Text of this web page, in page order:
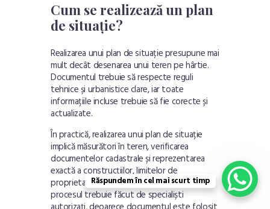
Cum se realizează un plan
de situație?
Realizarea unui plan de situație presupune mai
mult decât desenarea unui teren pe hârtie.
Documentul trebuie să respecte reguli
tehnice și urbanistice clare, iar toate
informațiile incluse trebuie să fie corecte și
actualizate.
În practică, realizarea unui plan de situație
implică măsurători în teren, verificarea
documentelor cadastrale și reprezentarea
exactă a construcțiilor, limitelor de
proprietate și utilităților existente. Tot
procesul trebuie făcut de specialiști
Răspundem în cel mai scurt timp